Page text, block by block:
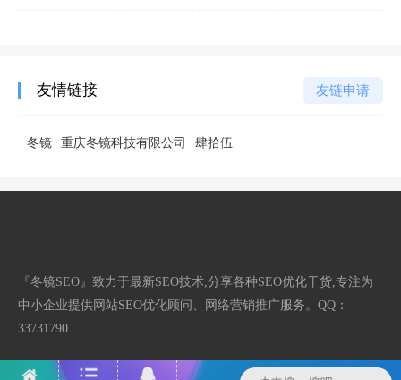
友情链接 友链申请
冬镜 重庆冬镜科技有限公司 肆拾伍
『冬镜SEO』致力于最新SEO技术,分享各种SEO优化干货,专注为
中小企业提供网站SEO优化顾问、网络营销推广服务。QQ：
33731790